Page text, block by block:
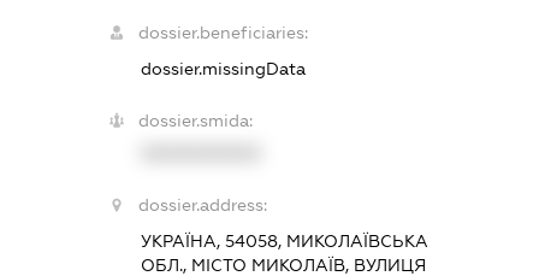
dossier.beneficiaries:
dossier.missingData
dossier.smida:
dossier.address:
УКРАЇНА, 54058, МИКОЛАЇВСЬКА
ОБЛ., МІСТО МИКОЛАЇВ, ВУЛИЦЯ